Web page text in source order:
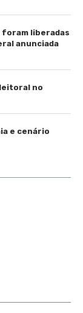
foram liberadas
anunciada
no
e cenário